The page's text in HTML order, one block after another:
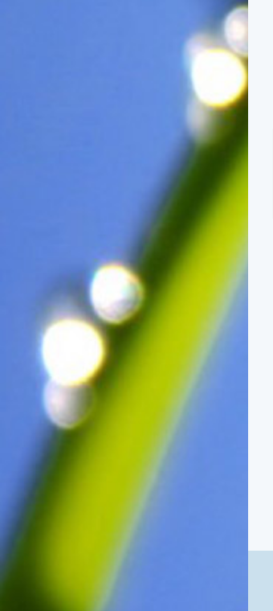
秋」節氣為準。農夫們一定要
趕在立秋前後完成插秧工作，
的生長。因為二期稻作最怕的
很重要的。◎節氣小漁夫在這
個時節，台灣周圍海域的水溫
仍然偏高，所以此時的漁獲還
是多屬於暖水魚，例如東部的
海域可以捕獲到鮮美的立翅旗
魚，在高雄外海有小串、烏
賊，澎湖附近則有鰆、蝦可以
捕獲。◎節氣小園丁這個節氣
是龍眼的盛產期，「龍眼」是
一般家庭在喜慶時常選用的水
果。在民間，人們相信吃了龍
眼肉，子孫會做大官，而且龍
眼又稱為「福圓」，所以有句
俗諺是這麼說的：「食福圓生
子生孫中狀元」，可見龍眼在
民間流傳的說法中是種有「福
氣」的水果喔！◎節氣生活在
這個節氣裡，最重要的節日就
是八月八日的父親節了。或許
因為父親節不一定逢到星期日
的關係，父親節在感覺上似乎
沒有母親節來得熱絡。不過，
可不亞於母親喔！小朋友應該
趁著一年一度的父親節，對爸
相信平日辛勞的爸爸知道你的
心意後，一定會非常高興的。